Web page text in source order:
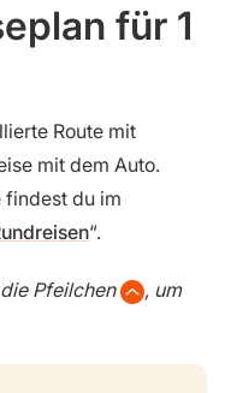
für 1
Route mit
mit dem Auto.
findest du im
“.
Pfeilchen
, um